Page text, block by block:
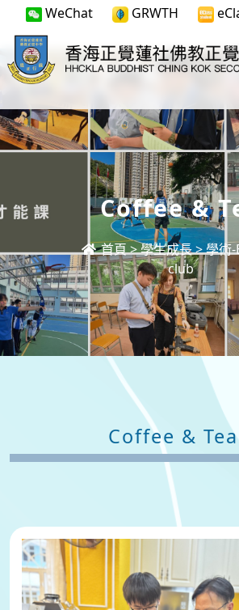
WeChat GRWTH
Coffee &
首頁>學生成長>學術
club
Coffee & Tea